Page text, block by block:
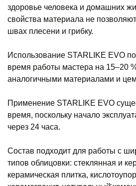
здоровье человека и домашних
свойства материала не
швах плесени и грибку.
Использование STARLIKE EVO
время работы мастера на 15–20
аналогичными материалами и
Применение STARLIKE EVO
время, поскольку начало
через 24 часа.
Состав подходит для работы с
типов облицовки: стеклянная и
керамическая плитка,